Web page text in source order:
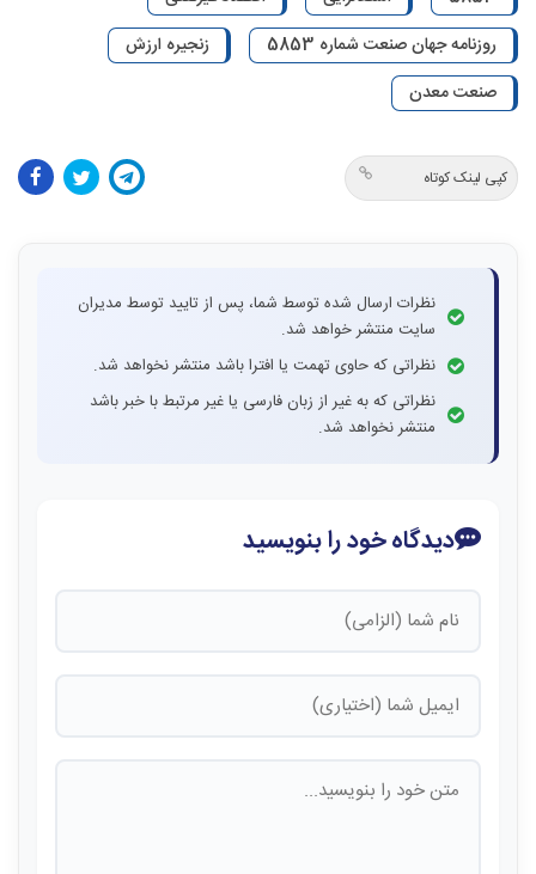
روزنامه جهان صنعت شماره 5853
زنجیره ارزش
صنعت معدن
کپی لینک کوتاه
نظرات ارسال شده توسط شما، پس از تایید توسط مدیران
سایت منتشر خواهد شد.
نظراتی که حاوی تهمت یا افترا باشد منتشر نخواهد شد.
نظراتی که به غیر از زبان فارسی یا غیر مرتبط با خبر باشد
منتشر نخواهد شد.
دیدگاه خود را بنویسید